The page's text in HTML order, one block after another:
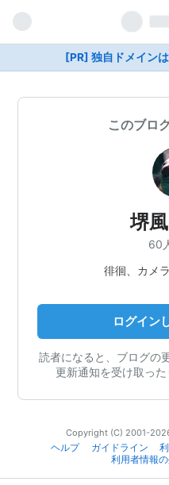
[PR] 独自ドメイン
このブロ
堺
60
徘徊、カメ
ログイン
読者になると、ブログの
更新通知を受け取った
Copyright (C) 2001-
ヘルプ
ガイドライン
利用者情報